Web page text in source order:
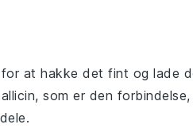
for at hakke det fint og lade
som er den